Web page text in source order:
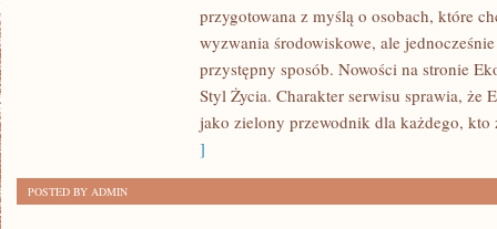
przygotowana z myślą o osobach, które
wyzwania środowiskowe, ale
przystępny sposób. Nowości na stronie
Styl Życia. Charakter serwisu sprawia, że
jako zielony przewodnik dla każdego, kto
]
POSTED BY ADMIN